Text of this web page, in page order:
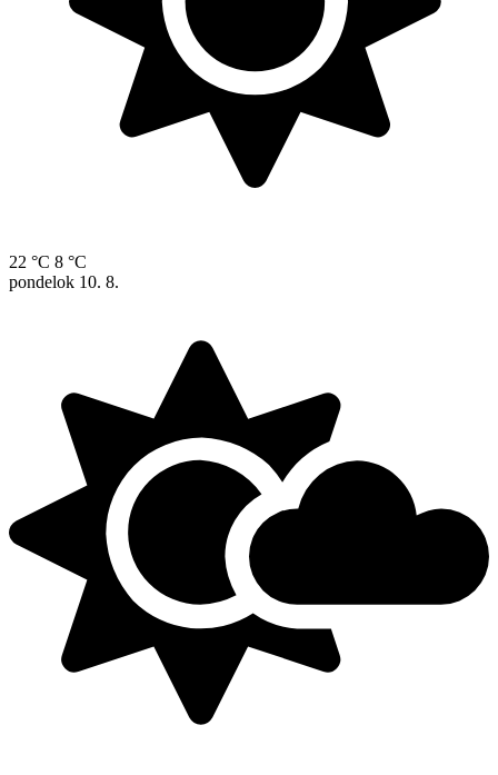
22 °C 8 °C
pondelok 10. 8.